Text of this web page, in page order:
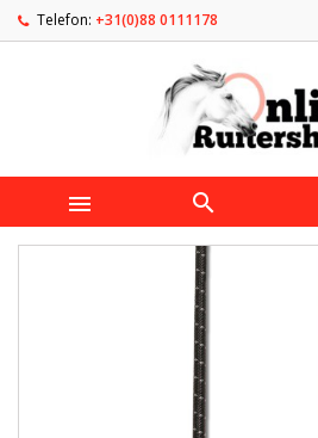
Telefon: +31(0)88 0111178
 